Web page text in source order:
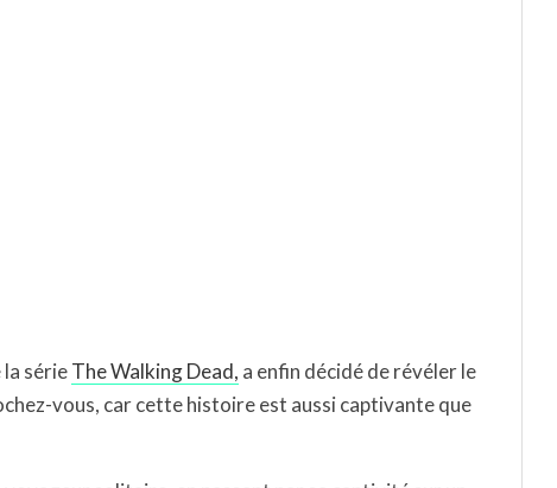
la sérieThe Walking Dead, a enfin décidé de révéler le
vous, car cette histoire est aussi captivante que